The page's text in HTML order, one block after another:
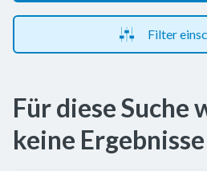
Filter
Für diese Suche
keine